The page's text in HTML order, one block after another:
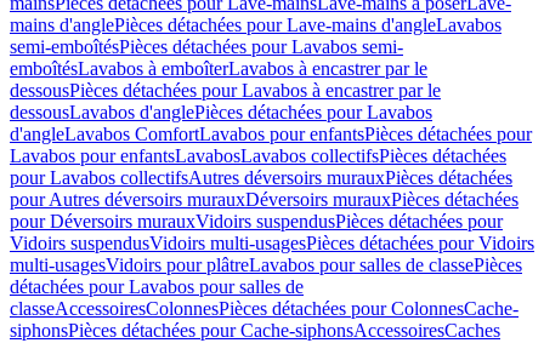
mains d'anglePièces détachées pour Lave-mains d'angleLavabos
semi-emboîtésPièces détachées pour Lavabos semi-
emboîtésLavabos à emboîterLavabos à encastrer par le
dessousPièces détachées pour Lavabos à encastrer par le
dessousLavabos d'anglePièces détachées pour Lavabos
d'angleLavabos ComfortLavabos pour enfantsPièces détachées pour
Lavabos pour enfantsLavabosLavabos collectifsPièces détachées
pour Lavabos collectifsAutres déversoirs murauxPièces détachées
pour Autres déversoirs murauxDéversoirs murauxPièces détachées
pour Déversoirs murauxVidoirs suspendusPièces détachées pour
Vidoirs suspendusVidoirs multi-usagesPièces détachées pour Vidoirs
multi-usagesVidoirs pour plâtreLavabos pour salles de classePièces
détachées pour Lavabos pour salles de
classeAccessoiresColonnesPièces détachées pour ColonnesCache-
siphonsPièces détachées pour Cache-siphonsAccessoiresCaches